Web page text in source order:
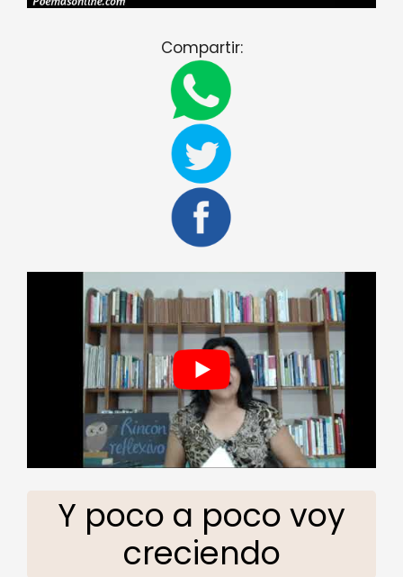
Compartir:
Y poco a poco voy
creciendo